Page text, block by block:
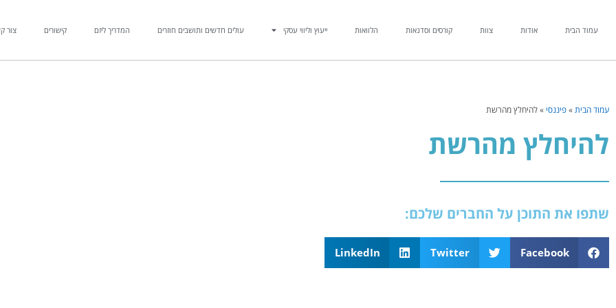
עמוד הבית אודות צוות קורסים וסדנאות הלוואות ייעוץ וליווי עסקי עולים חדשים ותושבים חוזרים המדריך ליזם קישורים צור
עמוד הבית»פיננסי»להיחלץ מהרשת
להיחלץ מהרשת
שתפו את התוכן על החברים שלכם:
Facebook
Twitter
LinkedIn